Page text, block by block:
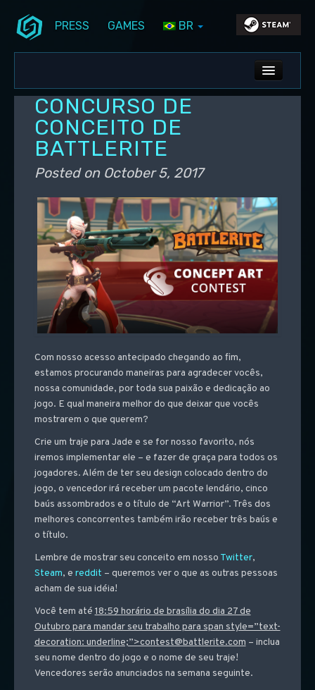
PRESS GAMES BR
ALL NEWS
DEV BLOG
PC UPDATES
PS5 UPDATES
CONCURSO DE
CONCEITO DE
BATTLERITE
Posted on October 5, 2017
Com nosso acesso antecipado chegando ao fim,
estamos procurando maneiras para agradecer vocês,
nossa comunidade, por toda sua paixão e dedicação ao
jogo. E qual maneira melhor do que deixar que vocês
mostrarem o que querem?
Crie um traje para Jade e se for nosso favorito, nós
iremos implementar ele – e fazer de graça para todos os
jogadores. Além de ter seu design colocado dentro do
jogo, o vencedor irá receber um pacote lendário, cinco
baús assombrados e o título de “Art Warrior”. Três dos
melhores concorrentes também irão receber três baús e
o título.
Lembre de mostrar seu conceito em nosso Twitter,
Steam, e reddit – queremos ver o que as outras pessoas
acham de sua idéia!
Você tem até 18:59 horário de brasília do dia 27 de
Outubro para mandar seu trabalho para span style=”text-
decoration: underline;”>contest@battlerite.com – inclua
seu nome dentro do jogo e o nome de seu traje!
Vencedores serão anunciados na semana seguinte.